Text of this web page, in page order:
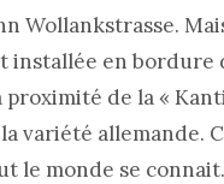
Wollankstrasse.
installée en bordure
de la «
variété allemande.
le monde se connait.